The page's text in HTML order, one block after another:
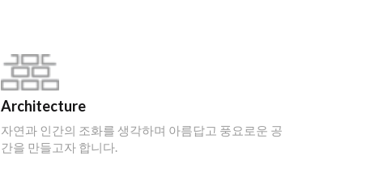
Architecture
자연과 인간의 조화를 생각하며 아름답고 풍요로운 공
간을 만들고자 합니다.